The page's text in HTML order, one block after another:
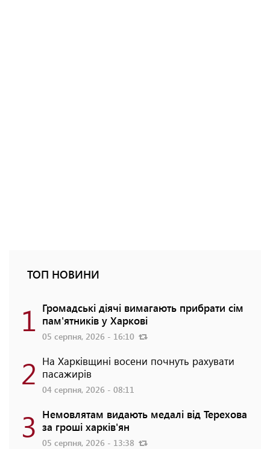
ТОП НОВИНИ
1 Громадські діячі вимагають прибрати сім
пам'ятників у Харкові
05 серпня, 2026 - 16:10
2 На Харківщині восени почнуть рахувати
пасажирів
04 серпня, 2026 - 08:11
3 Немовлятам видають медалі від Терехова
за гроші харків'ян
05 серпня, 2026 - 13:38